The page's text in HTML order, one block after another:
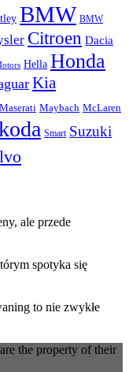
BMW BMW
Citroen Dacia
Hella Honda
Kia
Maserati Maybach McLaren
Smart Suzuki
ale przede
spotyka się
to nie zwykłe
the property of their